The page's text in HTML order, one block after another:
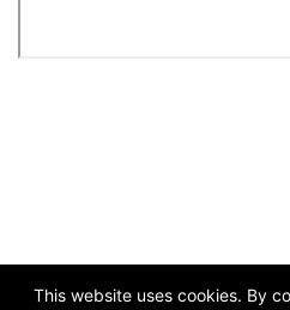
This website uses cookies. By